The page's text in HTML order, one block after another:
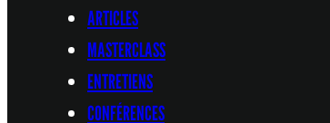
ARTICLES
MASTERCLASS
ENTRETIENS
CONFÉRENCES